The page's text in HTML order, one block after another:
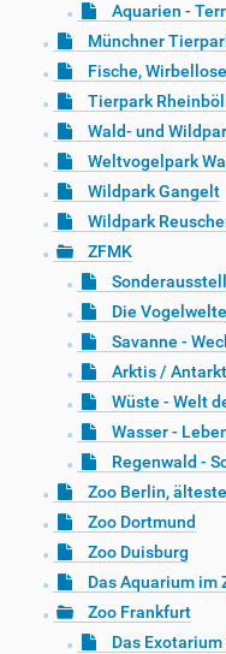
Aquarien -
Münchner
Fische,
Tierpark
Wald- und
Weltvogelpark
Wildpark Gangelt
Wildpark
ZFMK
Die
Savanne -
Arktis /
Wüste - Welt
Wasser -
Regenwald -
Zoo Berlin,
Zoo Dortmund
Zoo Duisburg
Das Aquarium im
Zoo Frankfurt
Das